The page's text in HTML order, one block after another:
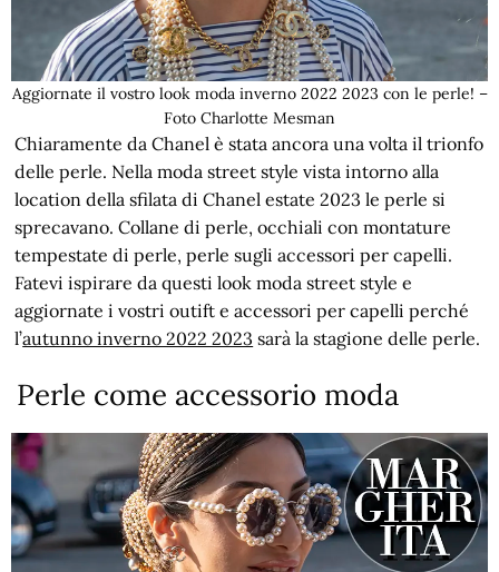
Aggiornate il vostro look moda inverno 2022 2023 con le perle! –
Foto Charlotte Mesman
Chiaramente da Chanel è stata ancora una volta il trionfo
delle perle. Nella moda street style vista intorno alla
location della sfilata di Chanel estate 2023 le perle si
sprecavano. Collane di perle, occhiali con montature
tempestate di perle, perle sugli accessori per capelli.
Fatevi ispirare da questi look moda street style e
aggiornate i vostri outift e accessori per capelli perché
l’autunno inverno 2022 2023 sarà la stagione delle perle.
Perle come accessorio moda